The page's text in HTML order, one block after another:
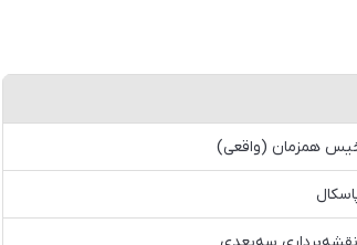
همزمان (واقعی)